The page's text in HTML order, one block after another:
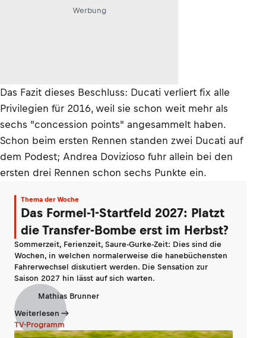
Werbung
Das Fazit dieses Beschluss: Ducati verliert fix alle
Privilegien für 2016, weil sie schon weit mehr als
sechs "concession points" angesammelt haben.
Schon beim ersten Rennen standen zwei Ducati auf
dem Podest; Andrea Dovizioso fuhr allein bei den
ersten drei Rennen schon sechs Punkte ein.
Thema der Woche
Das Formel-1-Startfeld 2027: Platzt
die Transfer-Bombe erst im Herbst?
Sommerzeit, Ferienzeit, Saure-Gurke-Zeit: Dies sind die
Wochen, in welchen normalerweise die hanebüchensten
Fahrerwechsel diskutiert werden. Die Sensation zur
Saison 2027 hin lässt auf sich warten.
Mathias Brunner
Weiterlesen
TV-Programm